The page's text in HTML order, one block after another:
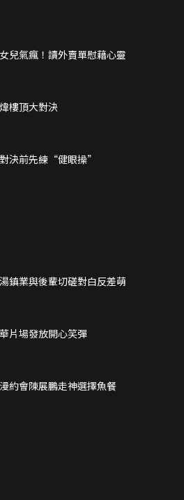
兒氣瘋！讀外賣單慰藉心靈
樓頂大對決
決前先練“健眼操”
鎮業與後輩切磋對白反差萌
片場發放開心笑彈
約會陳展鵬走神選擇魚餐